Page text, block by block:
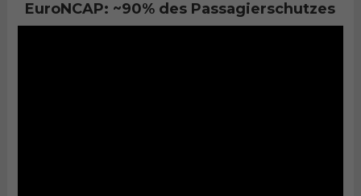
EuroNCAP: ~90% des Passagierschutzes